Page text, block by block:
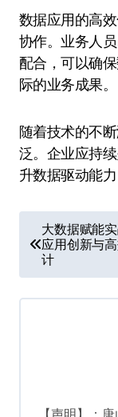
数据应用的高
协作。业务人
配合，可以确
际的业务成果。
随着技术的不
泛。企业应持
升数据驱动能
章
导
航
大数据赋能
应用创新与
计
【声明】：